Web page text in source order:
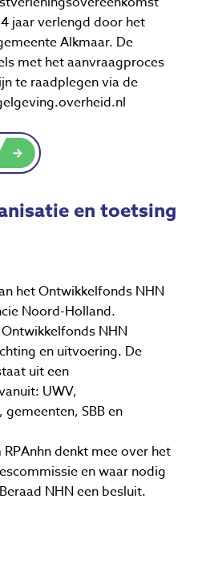
jaar verlengd door het
Alkmaar. De
met het aanvraagproces
te raadplegen via de
en toetsing
het Ontwikkelfonds NHN
Noord-Holland.
NHN
en uitvoering. De
uit een
UWV,
SBB en
denkt mee over het
en waar nodig
NHN een besluit.